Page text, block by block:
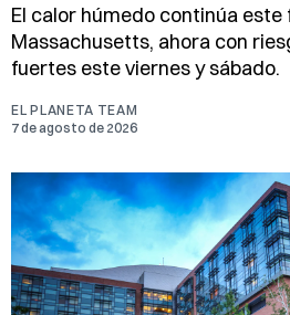
El calor húmedo continúa este
Massachusetts, ahora con
fuertes este viernes y sábado.
EL PLANETA TEAM
7 de agosto de 2026